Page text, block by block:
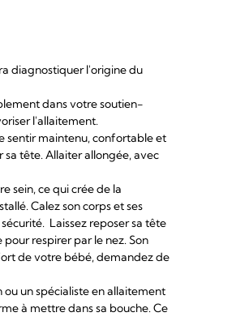
diagnostiquer l'origine du
dans votre soutien-
l'allaitement.
sentir maintenu, confortable et
tête. Allaiter allongée, avec
sein, ce qui crée de la
Calez son corps et ses
Laissez reposer sa tête
respirer par le nez. Son
de votre bébé, demandez de
un spécialiste en allaitement
à mettre dans sa bouche. Ce